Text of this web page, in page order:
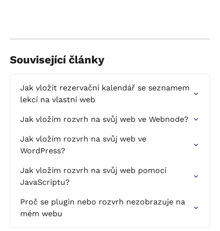
Související články
Jak vložit rezervační kalendář se seznamem
lekcí na vlastní web
Jak vložím rozvrh na svůj web ve Webnode?
Jak vložím rozvrh na svůj web ve
WordPress?
Jak vložím rozvrh na svůj web pomocí
JavaScriptu?
Proč se plugin nebo rozvrh nezobrazuje na
mém webu